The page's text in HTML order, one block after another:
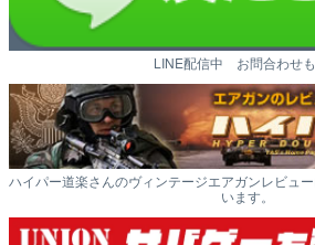
LINE配信中 お問合わせ
ハイパー道楽さんのヴィンテージエアガンレビュ
います。